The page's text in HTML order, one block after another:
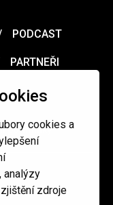
cookies a
analýzy
zdroje
PODCAST
PARTNEŘI
podmínky